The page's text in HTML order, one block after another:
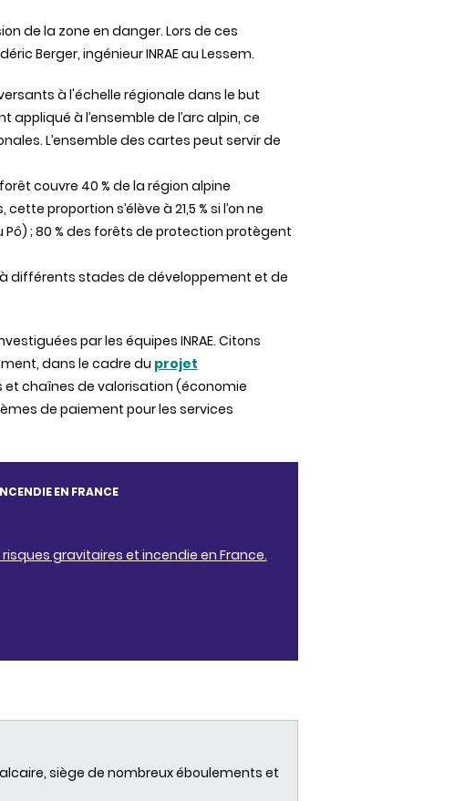
de la zone en danger. Lors de ces
Berger, ingénieur INRAE au Lessem.
à l'échelle régionale dans le but
à l’ensemble de l’arc alpin, ce
L’ensemble des cartes peut servir de
couvre 40 % de la région alpine
proportion s’élève à 21,5 % si l’on ne
; 80 % des forêts de protection protègent
différents stades de développement et de
par les équipes INRAE. Citons
dans le cadre du projet
et chaînes de valorisation (économie
de paiement pour les services
EN FRANCE
gravitaires et incendie en France.
, siège de nombreuxéboulements et